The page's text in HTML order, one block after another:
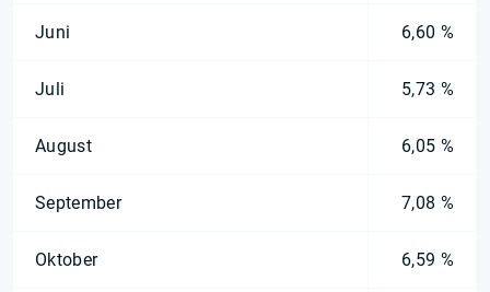
Juni 6,60 %
Juli 5,73 %
August 6,05 %
September 7,08 %
Oktober 6,59 %